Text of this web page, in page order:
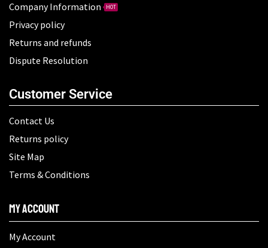
Company Information HOT
Privacy policy
Returns and refunds
Dispute Resolution
Customer Service
Contact Us
Returns policy
Site Map
Terms & Conditions
My Account
My Account